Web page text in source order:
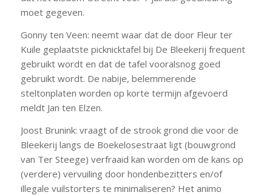
moet gegeven.
Gonny ten Veen: neemt waar dat de door Fleur ter
Kuile geplaatste picknicktafel bij De Bleekerij frequent
gebruikt wordt en dat de tafel vooralsnog goed
gebruikt wordt. De nabije, belemmerende
steltonplaten worden op korte termijn afgevoerd
meldt Jan ten Elzen.
Joost Brunink: vraagt of de strook grond die voor de
Bleekerij langs de Boekelosestraat ligt (bouwgrond
van Ter Steege) verfraaid kan worden om de kans op
(verdere) vervuiling door hondenbezitters en/of
illegale vuilstorters te minimaliseren? Het animo